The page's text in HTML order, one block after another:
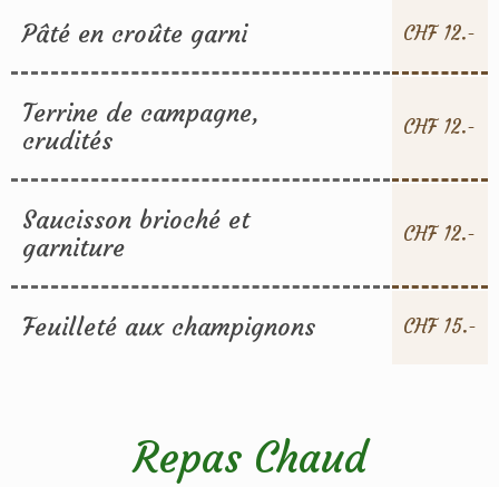
Pâté en croûte garni CHF 12.-
Terrine de campagne,
crudités
CHF 12.-
Saucisson brioché et
garniture
CHF 12.-
Feuilleté aux champignons CHF 15.-
Repas Chaud